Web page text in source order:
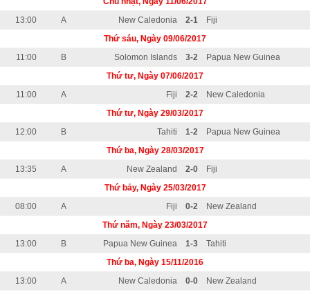
13:00
A New Caledonia 2-1
Fiji
Thứ sáu, Ngày 09/06/2017
11:00
B Solomon Islands 3-2
Papua New Guinea
Thứ tư, Ngày 07/06/2017
11:00
A Fiji 2-2
New Caledonia
Thứ tư, Ngày 29/03/2017
12:00
B Tahiti 1-2
Papua New Guinea
Thứ ba, Ngày 28/03/2017
13:35
A New Zealand 2-0
Fiji
Thứ bảy, Ngày 25/03/2017
08:00
A Fiji 0-2
New Zealand
Thứ năm, Ngày 23/03/2017
13:00
B Papua New Guinea 1-3
Tahiti
Thứ ba, Ngày 15/11/2016
13:00
A New Caledonia 0-0
New Zealand